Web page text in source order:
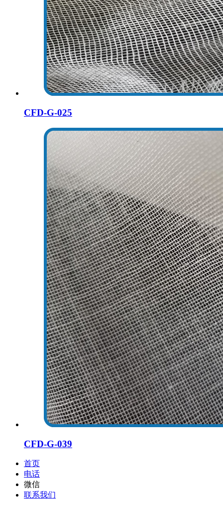
CFD-G-025
CFD-G-039
首页
电话
微信
联系我们